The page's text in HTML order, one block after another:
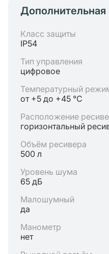
Класс защиты
IP54
Тип управления
цифровое
Температурный
от +5 до +45 °C
Расположение
горизонтальный
Объём ресивера
500 л
Уровень шума
65 дБ
Малошумный
да
Манометр
нет